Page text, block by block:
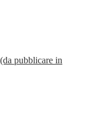
pubblicare in